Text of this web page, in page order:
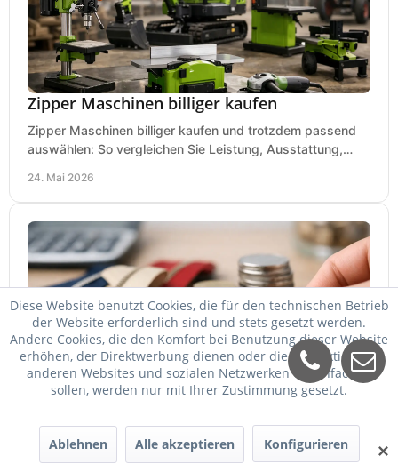
Zipper Maschinen billiger kaufen
Zipper Maschinen billiger kaufen und trotzdem passend
auswählen: So vergleichen Sie Leistung, Ausstattung,
24. Mai 2026
Zipper billiger kaufen - worauf es ankommt
vergleichen Sie Maschinen, Preise, Leistung, Service und
23. Mai 2026
✕
Diese Website benutzt Cookies, die für den technischen Betrieb
der Website erforderlich sind und stets gesetzt werden.
Andere Cookies, die den Komfort bei Benutzung dieser Website
erhöhen, der Direktwerbung dienen oder die Interaktion mit
anderen Websites und sozialen Netzwerken vereinfachen
sollen, werden nur mit Ihrer Zustimmung gesetzt.
Ablehnen Alle akzeptieren Konfigurieren